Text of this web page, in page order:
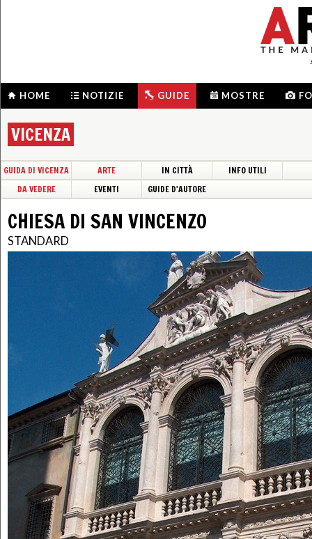
HOME NOTIZIE GUIDE MOSTRE
VICENZA
GUIDA DI VICENZA ARTE IN CITTÀ
INFO UTILI
DA VEDERE
EVENTI GUIDE D'AUTORE
CHIESA DI SAN VINCENZO
STANDARD